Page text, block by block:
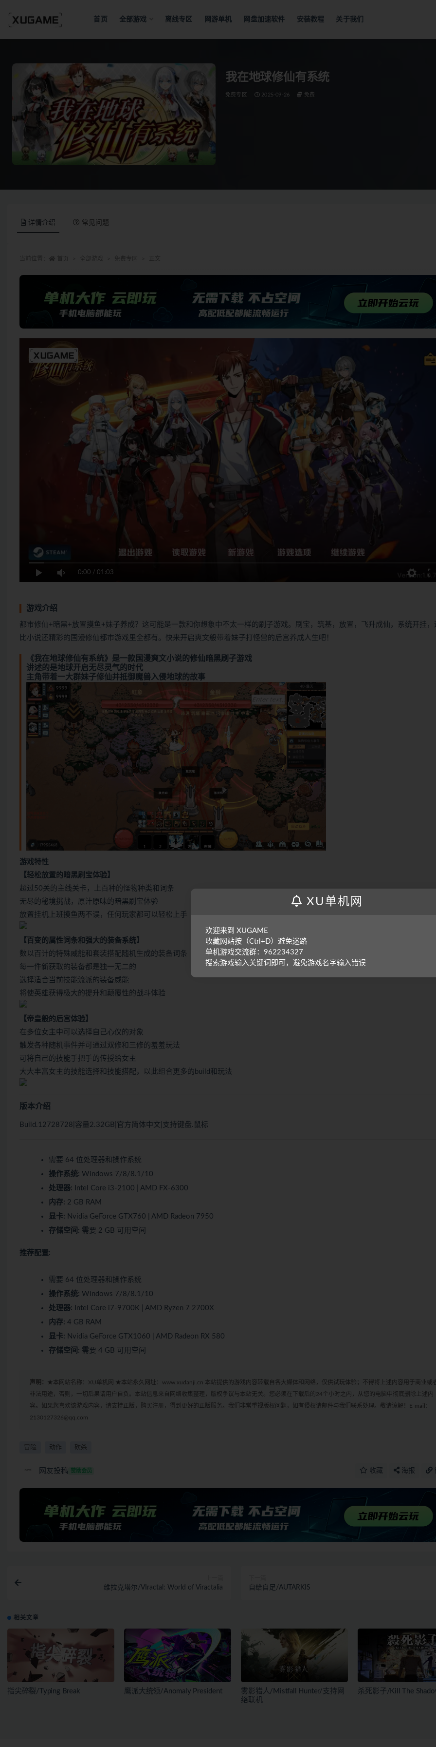
首页 全部游戏 离线专区 网游单机 网盘加速软件 安装教程 关于我们
我在地球修仙有系统
免费专区 2025-09-26 免费
详情介绍 常见问题
0:00 / 01:03
游戏介绍
都市修仙+暗黑+放置摸鱼+妹子养成？这可能是一款和你想象中不太一样的刷子游戏。刷宝，筑基，放置，飞升成仙，系统开挂，
比小说还精彩的国漫修仙都市游戏里全都有。快来开启爽文般带着妹子打怪兽的后宫养成人生吧！
《我在地球修仙有系统》是一款国漫爽文小说的修仙暗黑刷子游戏
讲述的是地球开启无尽灵气的时代
主角带着一大群妹子修仙并抵御魔兽入侵地球的故事
游戏特性
【轻松放置的暗黑刷宝体验】
超过50关的主线关卡，上百种的怪物种类和词条
无尽的秘境挑战，原汁原味的暗黑刷宝体验
放置挂机上班摸鱼两不误，任何玩家都可以轻松上手
【百变的属性词条和强大的装备系统】
数以百计的特殊威能和套装搭配随机生成的装备词条
每一件新获取的装备都是独一无二的
选择适合当前技能流派的装备威能
将使英雄获得极大的提升和颠覆性的战斗体验
【帝皇般的后宫体验】
在多位女主中可以选择自己心仪的对象
触发各种随机事件并可通过双修和三修的羞羞玩法
可将自己的技能手把手的传授给女主
大大丰富女主的技能选择和技能搭配，以此组合更多的build和玩法
版本介绍
Build.12728728|容量2.32GB|官方简体中文|支持键盘.鼠标
需要 64 位处理器和操作系统
操作系统: Windows 7/8/8.1/10
处理器: Intel Core i3-2100 | AMD FX-6300
内存: 2 GB RAM
显卡: Nvidia GeForce GTX760 | AMD Radeon 7950
存储空间: 需要 2 GB 可用空间
推荐配置:
需要 64 位处理器和操作系统
操作系统: Windows 7/8/8.1/10
处理器: Intel Core i7-9700K | AMD Ryzen 7 2700X
内存: 4 GB RAM
显卡: Nvidia GeForce GTX1060 | AMD Radeon RX 580
存储空间: 需要 4 GB 可用空间
声明： ★本网站名称：XU单机网 ★本站永久网址：www.xudanji.cn 本站提供的游戏内容转载自各大媒体和网络，仅供试玩体验；不得将上述内容用于商业或
非法用途，否则，一切后果请用户自负。本站信息来自网络收集整理，版权争议与本站无关。您必须在下载后的24个小时之内，从您的电脑中彻底删除上述内
容。如果您喜欢该游戏内容，请支持正版，购买注册，得到更好的正版服务。我们非常重视版权问题，如有侵权请邮件与我们联系处理。敬请谅解！E-mail：
2130127326@qq.com
冒险 动作 砍杀
网友投稿 赞助会员 收藏 海报
维拉克塔尔/VIractal: World of Viractalia 自给自足/AUTARKIS
相关文章
指尖碎裂/Typing Break 鹰派大统领/Anomaly President
雾影猎人/Mistfall Hunter/支持网
络联机
杀死影子/Kill The
XU单机网
欢迎来到 XUGAME
收藏网站按（Ctrl+D）避免迷路
单机游戏交流群：962234327
搜索游戏输入关键词即可，避免游戏名字输入错误